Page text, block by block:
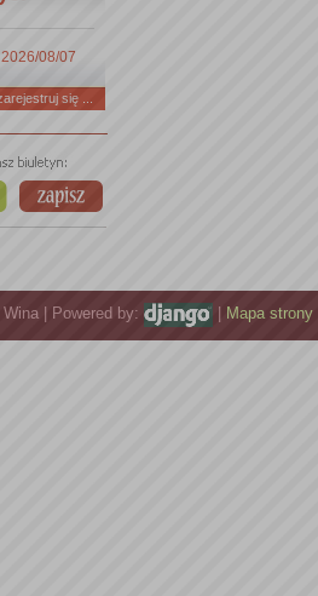
2026/08/07
się ...
| Powered by: Mapa strony